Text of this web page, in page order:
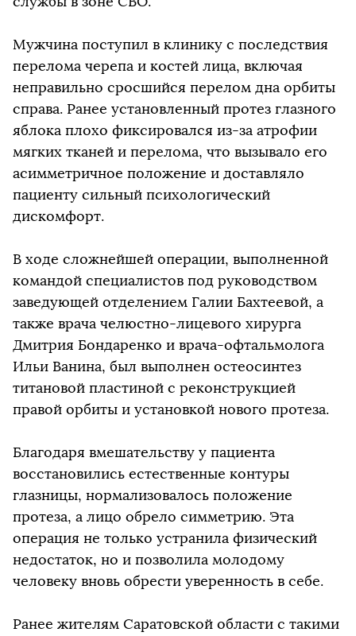
Мужчина поступил в клинику с последствия
перелома черепа и костей лица, включая
неправильно сросшийся перелом дна орбиты
справа. Ранее установленный протез глазного
яблока плохо фиксировался из-за атрофии
мягких тканей и перелома, что вызывало его
асимметричное положение и доставляло
пациенту сильный психологический
дискомфорт.
В ходе сложнейшей операции, выполненной
командой специалистов под руководством
заведующей отделением Галии Бахтеевой, а
также врача челюстно-лицевого хирурга
Дмитрия Бондаренко и врача-офтальмолога
Ильи Ванина, был выполнен остеосинтез
титановой пластиной с реконструкцией
правой орбиты и установкой нового протеза.
Благодаря вмешательству у пациента
восстановились естественные контуры
глазницы, нормализовалось положение
протеза, а лицо обрело симметрию. Эта
операция не только устранила физический
недостаток, но и позволила молодому
человеку вновь обрести уверенность в себе.
Ранее жителям Саратовской области с такими